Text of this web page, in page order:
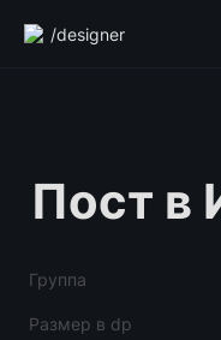
/designer
Пост в
Группа
Размер в dp